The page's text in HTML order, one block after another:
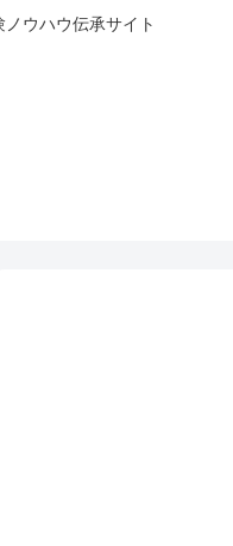
ウハウ伝承サイト